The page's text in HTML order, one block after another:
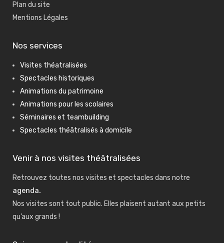
Plan du site
Mentions Légales
Nos services
Visites théatralisées
Spectacles historiques
Animations du patrimoine
Animations pour les scolaires
Séminaires et teambuilding
Spectacles théâtralisés à domicile
Venir à nos visites théâtralisées
Retrouvez toutes nos visites et spectacles dans notre
agenda.
Nos visites sont tout public. Elles plaisent autant aux petits
qu’aux grands !